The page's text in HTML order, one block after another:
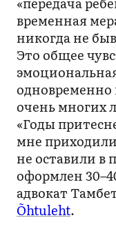
временная
никогда не
Это общее
одновременно
очень многих
«Годы
мне
не оставили в
оформлен
адвокат
Õhtuleht.